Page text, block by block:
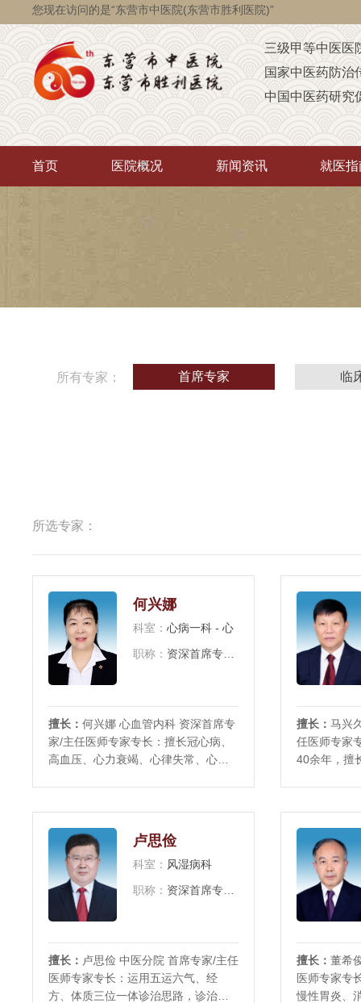
您现在访问的是“东营市中医院(东营市胜利医院)”
三级甲等中医医
国家中医药防治
中国中医药研究
省级智障儿童康
山东省AAA级定
首页 医院概况 新闻资讯 就医
所有专家： 首席专家 临
所选专家：
何兴娜
科室： 心病一科 - 心血管一科
职称： 资深首席专家/主任医师
擅长： 何兴娜 心血管内科 资深首席专
家/主任医师专家专长：擅长冠心病、
高血压、心力衰竭、心律失常、心脏
急性心肌梗死、肺栓塞、主动脉夹层
等疾病。率先开展了心脏介入诊疗技
术，长期从事心脏介入诊疗工作，擅
长冠脉造影术
擅长： 马兴
任医师专家
40余年，擅
创技术，如
和大肠癌根
展肝脏移植
健康存活已
卢思俭
科室： 风湿病科
职称： 资深首席专家/主任医师
擅长： 卢思俭 中医分院 首席专家/主任
医师专家专长：运用五运六气、经
方、体质三位一体诊治思路，诊治风
擅长： 董希
医师专家专
慢性胃炎、